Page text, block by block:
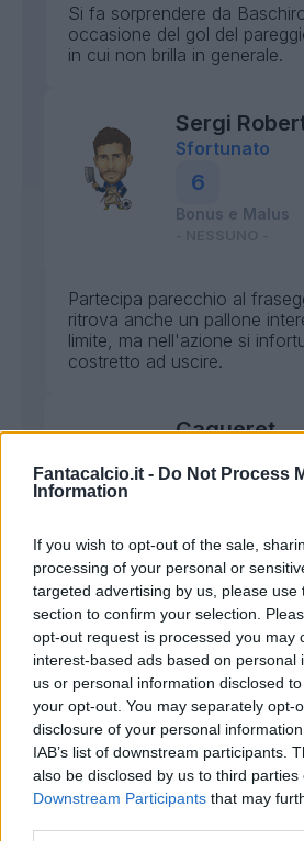
Fantacalcio.it - Do Not Process
Information
If you wish to opt-out of the sale,
processing of your personal or
targeted advertising by us, please use
section to confirm your selection.
opt-out request is processed you may
interest-based ads based on personal
us or personal information disclosed
your opt-out. You may separately opt-
disclosure of your personal
IAB’s list of downstream participants.
also be disclosed by us to third parties
Downstream Participants that may
Si fa sorprendere da
occasione del gol del
in cui non brilla in generale.
Sergi
Sfortunato
6
Bonus e Malus
Partecipa parecchio al
ritrova anche un pallone
limite, ma nell'azione si
costretto ad uscire.
Caqueret
6
- NESSUNO -
Qualche accelerazione palla
nulla di particolare da
prestazione.
Da Cunha
Dinamico
6
Bonus e Malus